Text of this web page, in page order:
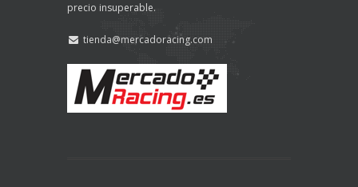
precio insuperable.
tienda@mercadoracing.com